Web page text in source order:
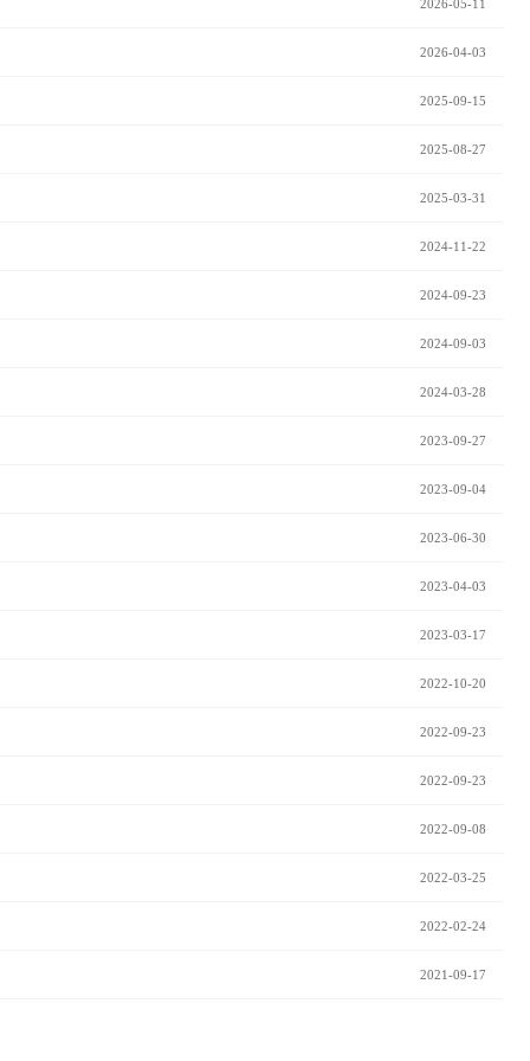
2026-05-11
2026-04-03
2025-09-15
2025-08-27
2025-03-31
2024-11-22
2024-09-23
2024-09-03
2024-03-28
2023-09-27
2023-09-04
2023-06-30
2023-04-03
2023-03-17
2022-10-20
2022-09-23
2022-09-23
2022-09-08
2022-03-25
2022-02-24
2021-09-17